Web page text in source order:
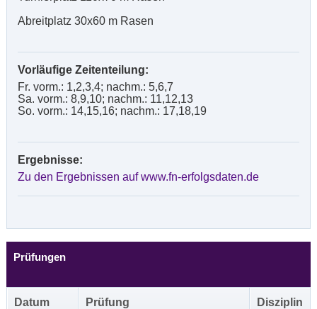
Abreitplatz 30x60 m Rasen
Vorläufige Zeitenteilung:
Fr. vorm.: 1,2,3,4; nachm.: 5,6,7
Sa. vorm.: 8,9,10; nachm.: 11,12,13
So. vorm.: 14,15,16; nachm.: 17,18,19
Ergebnisse:
Zu den Ergebnissen auf www.fn-erfolgsdaten.de
Prüfungen
Datum Prüfung Disziplin